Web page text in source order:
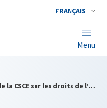
FRANÇAIS
Menu
Réunion, à Ottawa, d’experts de la CSCE sur les droits de l’homme.